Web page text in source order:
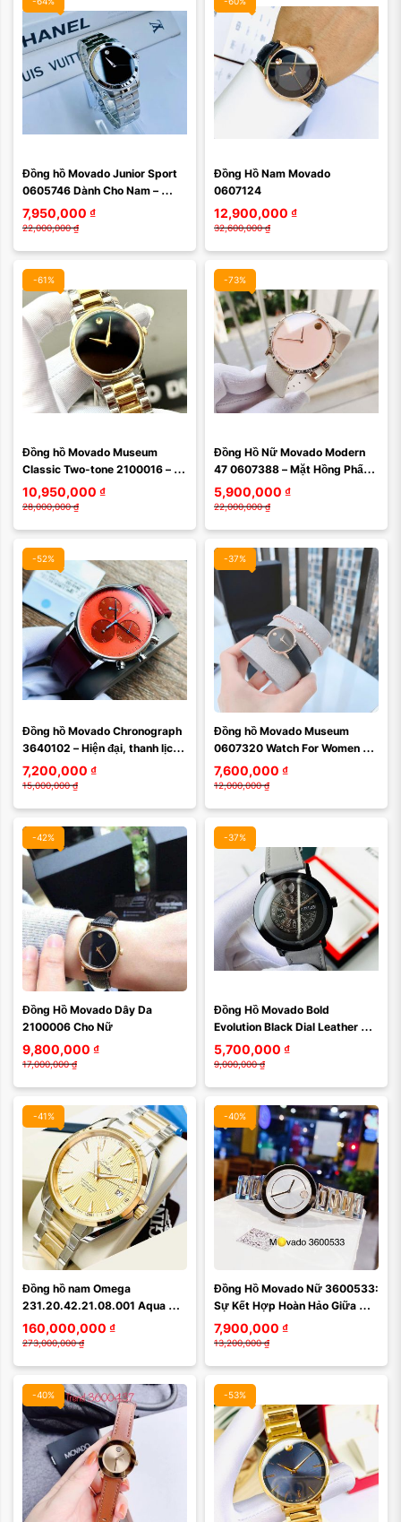
Đồng hồ Movado Junior Sport
0605746 Dành Cho Nam –
Đẳng Cấp Tối Giản Làm Nên
Tinh Hoa Thương Hiệu
7,950,000 ₫
22,000,000 ₫
Đồng Hồ Nam Movado
0607124
12,900,000 ₫
32,600,000 ₫
-61%
Đồng hồ Movado Museum
Classic Two-tone 2100016 –
Biểu tượng tối giản trong thiết
kế đồng hồ hiện đại
10,950,000 ₫
28,000,000 ₫
-73%
Đồng Hồ Nữ Movado Modern
47 0607388 – Mặt Hồng Phấn,
Dây Trắng Ngà Tinh Tế
5,900,000 ₫
22,000,000 ₫
-52%
Đồng hồ Movado Chronograph
3640102 – Hiện đại, thanh lịch
và đầy cuốn hút
7,200,000 ₫
15,000,000 ₫
-37%
Đồng hồ Movado Museum
0607320 Watch For Women
Máy pin Thuỵ Sỹ - Size 28mm -
Mặt kính sapphire ...
7,600,000 ₫
12,000,000 ₫
-42%
Màu mặt:
Xóa
Đồng Hồ Movado Dây Da
2100006 Cho Nữ
9,800,000 ₫
17,000,000 ₫
-37%
Màu mặt:
Xóa
Đồng Hồ Movado Bold
Evolution Black Dial Leather
Strap Men's Watch 3600782 -
Sự tiến bộ ...
5,700,000 ₫
9,000,000 ₫
-41%
Màu mặt:
Xóa
Đồng hồ nam Omega
231.20.42.21.08.001 Aqua
Terra Master Co-Axial
160,000,000 ₫
273,000,000 ₫
-40%
Đồng Hồ Movado Nữ 3600533:
Sự Kết Hợp Hoàn Hảo Giữa
Thời Trang và Đẳng Cấp
7,900,000 ₫
13,200,000 ₫
-40% -53%
Màu mặt:
Xóa
Màu mặt: Màu mặt: